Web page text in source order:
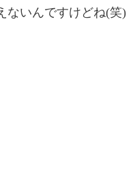
ないんですけどね(笑)